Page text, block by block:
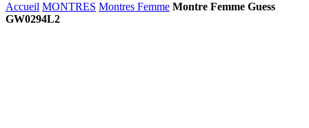
Accueil MONTRES Montres Femme Montre Femme Guess
GW0294L2